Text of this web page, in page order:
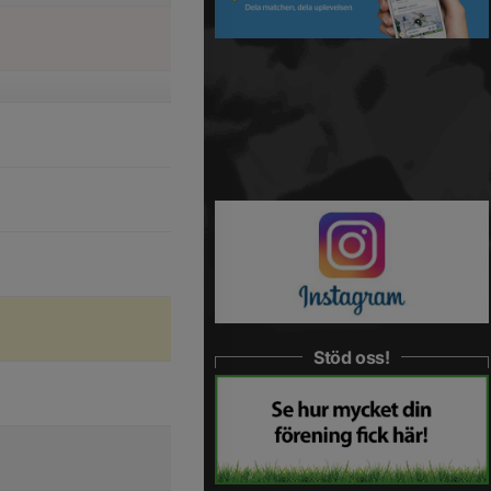
Stöd oss!